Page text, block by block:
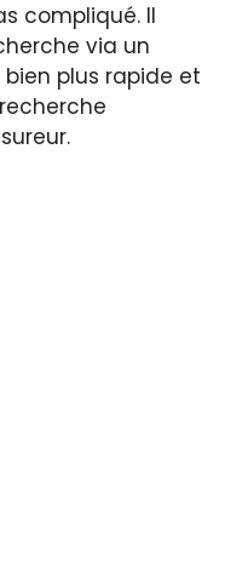
compliqué. Il
via un
plus rapide et